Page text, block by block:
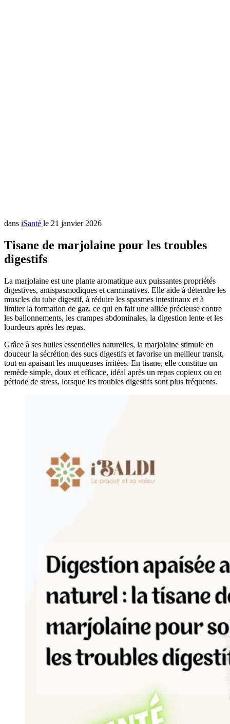
dans iSanté le 21 janvier 2026
Tisane de marjolaine pour les troubles
digestifs
La marjolaine est une plante aromatique aux puissantes propriétés
digestives, antispasmodiques et carminatives. Elle aide à détendre les
muscles du tube digestif, à réduire les spasmes intestinaux et à
limiter la formation de gaz, ce qui en fait une alliée précieuse contre
les ballonnements, les crampes abdominales, la digestion lente et les
lourdeurs après les repas.
Grâce à ses huiles essentielles naturelles, la marjolaine stimule en
douceur la sécrétion des sucs digestifs et favorise un meilleur transit,
tout en apaisant les muqueuses irritées. En tisane, elle constitue un
remède simple, doux et efficace, idéal après un repas copieux ou en
période de stress, lorsque les troubles digestifs sont plus fréquents.